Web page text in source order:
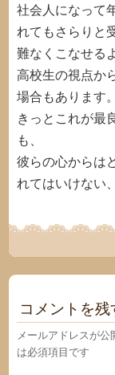
社会人になって
れてもさらりと
難なくこなせる
高校生の視点か
場合もあります。
きっとこれが最
も、
彼らの心からは
れてはいけない
コメントを残
メールアドレスが公
は必須項目です